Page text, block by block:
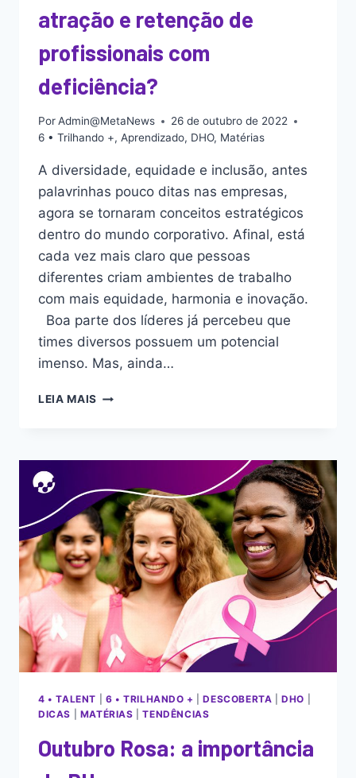
atração e retenção de
profissionais com
deficiência?
PorAdmin@MetaNews
26 de outubro de 2022
6 • Trilhando +, Aprendizado, DHO, Matérias
A diversidade, equidade e inclusão, antes
palavrinhas pouco ditas nas empresas,
agora se tornaram conceitos estratégicos
dentro do mundo corporativo. Afinal, está
cada vez mais claro que pessoas
diferentes criam ambientes de trabalho
com mais equidade, harmonia e inovação.
Boa parte dos líderes já percebeu que
times diversos possuem um potencial
imenso. Mas, ainda…
LEIA MAIS
4 • TALENT 6 • TRILHANDO + |DESCOBERTA |DHO
DICAS
MATÉRIAS |TENDÊNCIAS
Outubro Rosa: a importância